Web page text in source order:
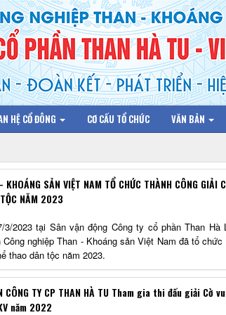
HỆ CỔ ĐÔNG CƠ CẤU TỔ CHỨC VĂN BẢN
SẢN VIỆT NAM TỔ CHỨC THÀNH CÔNG GIẢI
NĂM 2023
3/2023 tại Sân vận động Công ty cổ phần Than Hà
nghiệp Than - Khoáng sản Việt Nam đã tổ chức
thao dân tộc năm 2023.
CÔNG TY CP THAN HÀ TU Tham gia thi đấu giải Cờ
năm 2022